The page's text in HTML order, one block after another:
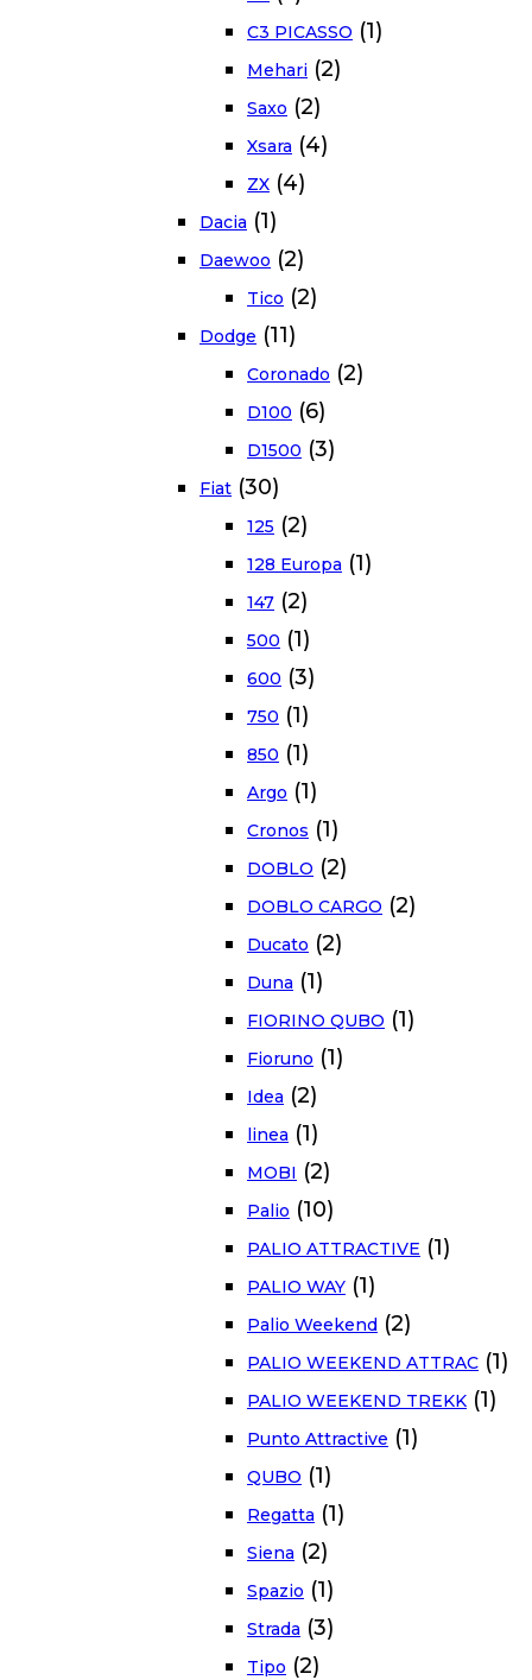
C3 PICASSO (1)
Mehari (2)
Saxo (2)
Xsara (4)
ZX (4)
Dacia (1)
Daewoo (2)
Tico (2)
Dodge (11)
Coronado (2)
D100 (6)
D1500 (3)
Fiat (30)
125 (2)
128 Europa (1)
147 (2)
500 (1)
600 (3)
750 (1)
850 (1)
Argo (1)
Cronos (1)
DOBLO (2)
DOBLO CARGO (2)
Ducato (2)
Duna (1)
FIORINO QUBO (1)
Fioruno (1)
Idea (2)
linea (1)
MOBI (2)
Palio (10)
PALIO ATTRACTIVE (1)
PALIO WAY (1)
Palio Weekend (2)
PALIO WEEKEND ATTRAC (1)
PALIO WEEKEND TREKK (1)
Punto Attractive (1)
QUBO (1)
Regatta (1)
Siena (2)
Spazio (1)
Strada (3)
Tipo (2)